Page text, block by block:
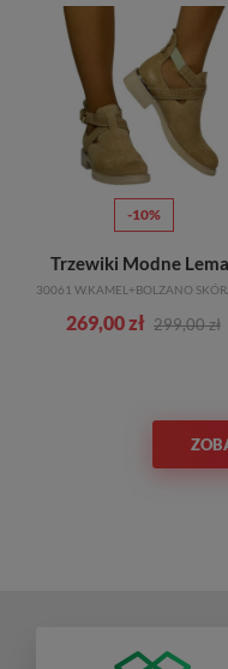
-10%
Trzewiki Modne
269,00 zł 299,00 zł